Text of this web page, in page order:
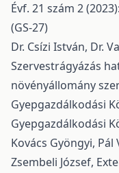
Évf. 21 szám 2
(GS-27)
Dr. Csízi István, Dr.
Szervestrágyázás
növényállomány
Gyepgazdálkodási
Gyepgazdálkodási
Kovács Gyöngyi, Pál
Zsembeli József,